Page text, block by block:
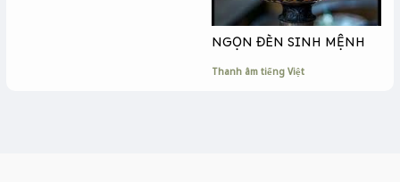
NGỌN ĐÈN SINH MỆNH
Thanh âm tiếng Việt